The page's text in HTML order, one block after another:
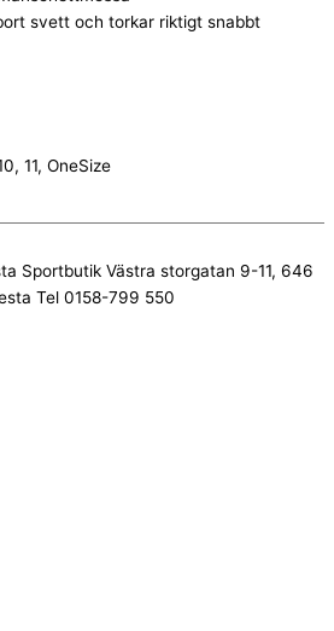
svett och torkar riktigt snabbt
11, OneSize
Sportbutik Västra storgatan 9-11, 646
Tel 0158-799 550